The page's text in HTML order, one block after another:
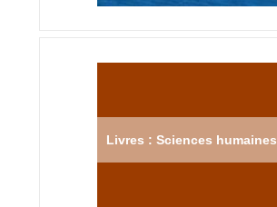
Livres : Sciences humaines